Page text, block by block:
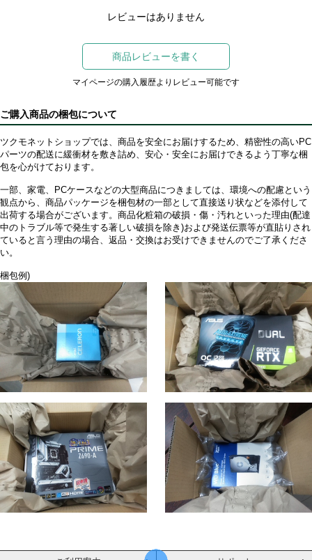
レビューはありません
商品レビューを書く
マイページの購入履歴よりレビュー可能です
ご購入商品の梱包について
ツクモネットショップでは、商品を安全にお届けするため、精密性の高いPC
パーツの配送に緩衝材を敷き詰め、安心・安全にお届けできるよう丁寧な梱
包を心がけております。
一部、家電、PCケースなどの大型商品につきましては、環境への配慮という
観点から、商品パッケージを梱包材の一部として直接送り状などを添付して
出荷する場合がございます。商品化粧箱の破損・傷・汚れといった理由(配達
中のトラブル等で発生する著しい破損を除き)および発送伝票等が直貼りされ
ていると言う理由の場合、返品・交換はお受けできませんのでご了承くださ
い。
梱包例)